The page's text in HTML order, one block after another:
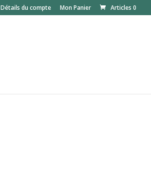
Détails du compte Mon Panier Articles 0